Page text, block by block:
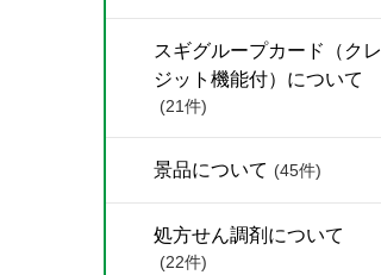
スギグループカード（クレ
ジット機能付）について
(21件)
景品について (45件)
処方せん調剤について
(22件)